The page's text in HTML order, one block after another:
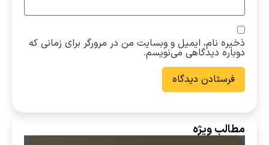
ذخیره نام، ایمیل و وبسایت من در مرورگر برای زمانی که
دوباره دیدگاهی می‌نویسم.
مطالب ویژه